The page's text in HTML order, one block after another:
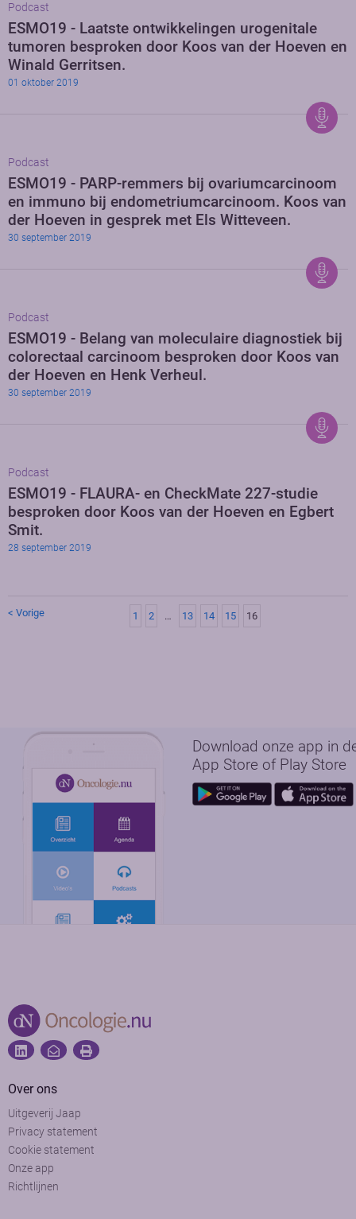
Podcast
ESMO19 - Laatste ontwikkelingen urogenitale
tumoren besproken door Koos van der Hoeven en
Winald Gerritsen.
01 oktober 2019
Podcast
ESMO19 - PARP-remmers bij ovariumcarcinoom
en immuno bij endometriumcarcinoom. Koos van
der Hoeven in gesprek met Els Witteveen.
30 september 2019
Podcast
ESMO19 - Belang van moleculaire diagnostiek bij
colorectaal carcinoom besproken door Koos van
der Hoeven en Henk Verheul.
30 september 2019
Podcast
ESMO19 - FLAURA- en CheckMate 227-studie
besproken door Koos van der Hoeven en Egbert
Smit.
28 september 2019
< Vorige 1 2 … 13 14 15 16
Download onze app in
App Store of Play Store
Over ons
Uitgeverij Jaap
Privacy statement
Cookie statement
Onze app
Richtlijnen